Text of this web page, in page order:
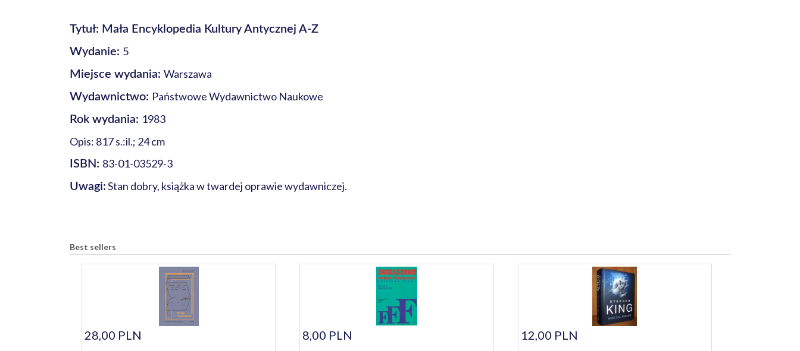
Tytuł: Mała Encyklopedia Kultury Antycznej A-Z
Wydanie: 5
Miejsce wydania: Warszawa
Wydawnictwo: Państwowe Wydawnictwo Naukowe
Rok wydania: 1983
Opis: 817 s.:il.; 24 cm
ISBN: 83-01-03529-3
Uwagi: Stan dobry, książka w twardej oprawie wydawniczej.
Best sellers
28,00 PLN
8,00 PLN
12,00 PLN